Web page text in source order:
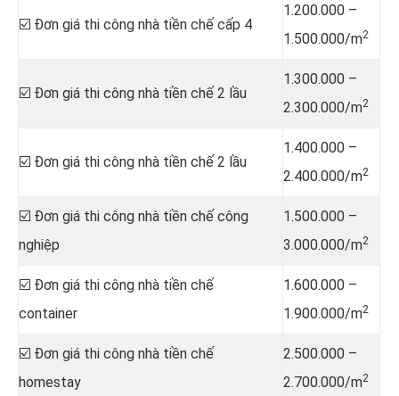
☑️ Đơn giá thi công nhà tiền chế cấp 4
1.200.000 –
1.500.000/m2
☑️ Đơn giá thi công nhà tiền chế 2 lầu
1.300.000 –
2.300.000/m2
☑️ Đơn giá thi công nhà tiền chế 2 lầu
1.400.000 –
2.400.000/m2
☑️ Đơn giá thi công nhà tiền chế công
nghiệp
1.500.000 –
3.000.000/m2
☑️ Đơn giá thi công nhà tiền chế
container
1.600.000 –
1.900.000/m2
☑️ Đơn giá thi công nhà tiền chế
homestay
2.500.000 –
2.700.000/m2